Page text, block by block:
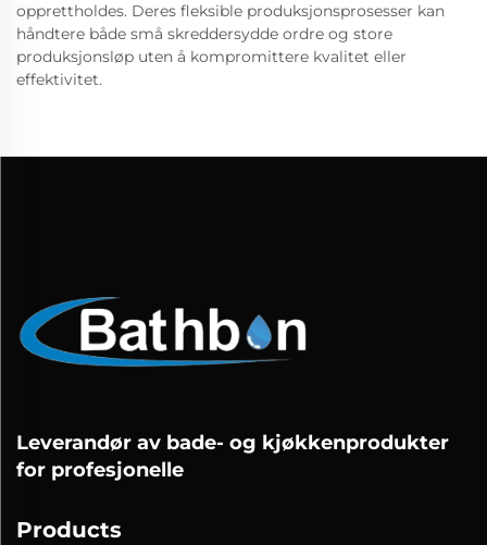
opprettholdes. Deres fleksible produksjonsprosesser kan
håndtere både små skreddersydde ordre og store
produksjonsløp uten å kompromittere kvalitet eller
effektivitet.
Leverandør av bade- og kjøkkenprodukter
for profesjonelle
Products